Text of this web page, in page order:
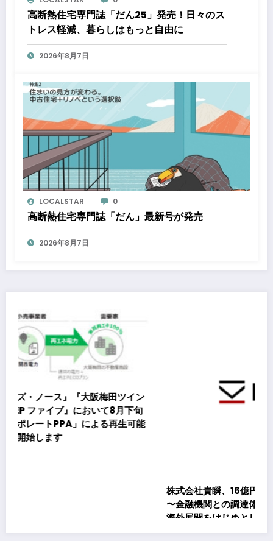
高断熱住宅専門誌「だん25」発売！日々のス
トレス軽減、暮らしはもっと自由に
2026年8月7日
LOCALSTAR 0
高断熱住宅専門誌「だん」最新号が発売
2026年8月7日
株式会社貴瞬、16億円のシンジケートローン契約を締結
〜金融機関との調達体制は総額約80億円規模へ。DX・
海外展開をはじめとした成長投資を加速～